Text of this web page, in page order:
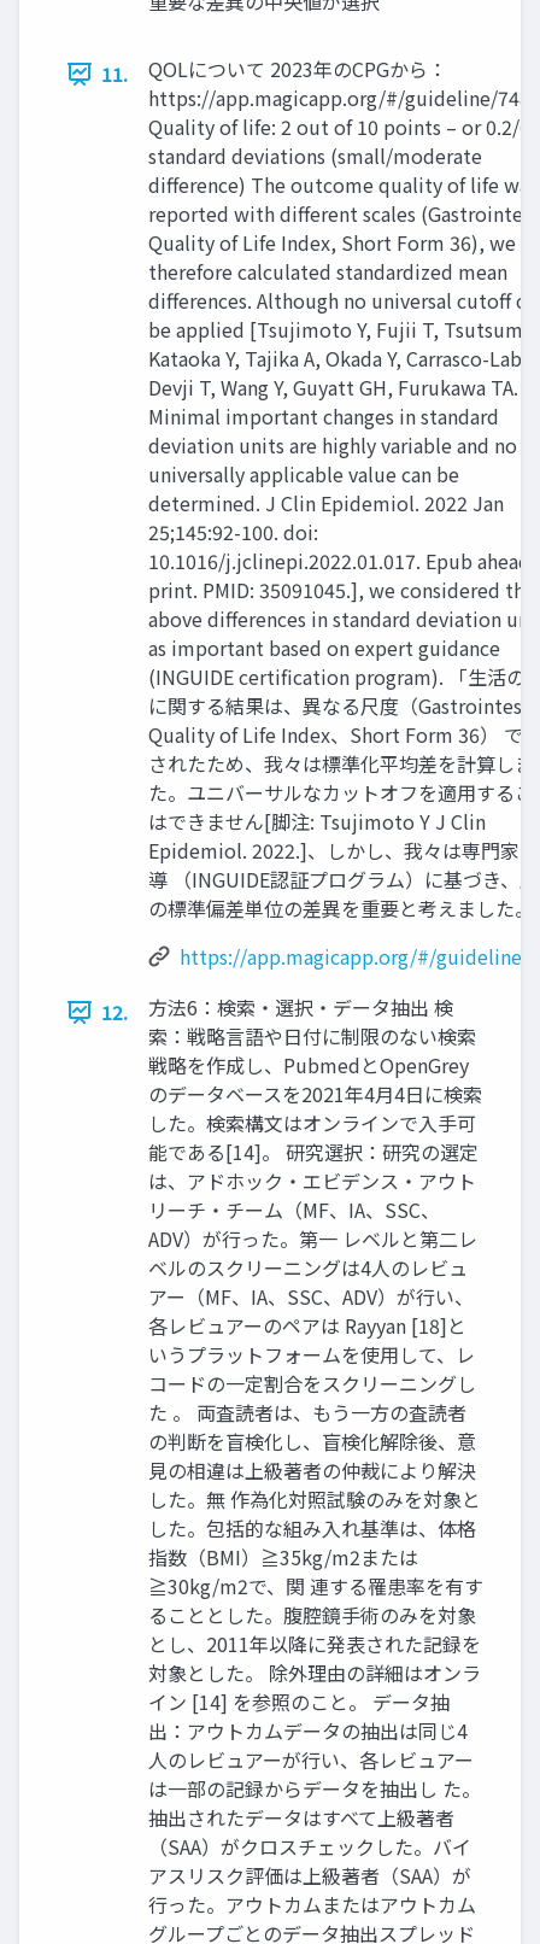
11.
QOLについて 2023年のCPGから：
https://app.magicapp.org/#/guideline/7487
Quality of life: 2 out of 10 points – or 0.2/
standard deviations (small/moderate
difference) The outcome quality of life was
reported with different scales
Quality of Life Index, Short Form 36), we
therefore calculated standardized mean
differences. Although no universal cutoff
be applied [Tsujimoto Y, Fujii T, Tsutsumi
Kataoka Y, Tajika A, Okada Y, Carrasco-
Devji T, Wang Y, Guyatt GH, Furukawa TA.
Minimal important changes in standard
deviation units are highly variable and no
universally applicable value can be
determined. J Clin Epidemiol. 2022 Jan
25;145:92-100. doi:
10.1016/j.jclinepi.2022.01.017. Epub ahead
print. PMID: 35091045.], we considered the
above differences in standard deviation
as important based on expert guidance
(INGUIDE certification program). 「生活の
に関する結果は、異なる尺度（
Quality of Life Index、Short Form 36） で
されたため、我々は標準化平均差を計算しま
た。ユニバーサルなカットオフを適用するこ
はできません[脚注: Tsujimoto Y J Clin
Epidemiol. 2022.]、しかし、我々は専門家
導 （INGUIDE認証プログラム）に基づき、
の標準偏差単位の差異を重要と考えました。
https://app.magicapp.org/#/guideline/
12.
方法6：検索・選択・データ抽出 検
索：戦略言語や日付に制限のない検索
戦略を作成し、PubmedとOpenGrey
のデータベースを2021年4月4日に検索
した。検索構文はオンラインで入手可
能である[14]。 研究選択：研究の選定
は、アドホック・エビデンス・アウト
リーチ・チーム（MF、IA、SSC、
ADV）が行った。第一 レベルと第二レ
ベルのスクリーニングは4人のレビュ
アー（MF、IA、SSC、ADV）が行い、
各レビュアーのペアは Rayyan [18]と
いうプラットフォームを使用して、レ
コードの一定割合をスクリーニングし
た 。 両査読者は、もう一方の査読者
の判断を盲検化し、盲検化解除後、意
見の相違は上級著者の仲裁により解決
した。無 作為化対照試験のみを対象と
した。包括的な組み入れ基準は、体格
指数（BMI）≧35kg/m2または
≧30kg/m2で、関 連する罹患率を有す
ることとした。腹腔鏡手術のみを対象
とし、2011年以降に発表された記録を
対象とした。 除外理由の詳細はオンラ
イン [14] を参照のこと。 データ抽
出：アウトカムデータの抽出は同じ4
人のレビュアーが行い、各レビュアー
は一部の記録からデータを抽出し た。
抽出されたデータはすべて上級著者
（SAA）がクロスチェックした。バイ
アスリスク評価は上級著者（SAA）が
行った。アウトカムまたはアウトカム
グループごとのデータ抽出スプレッド